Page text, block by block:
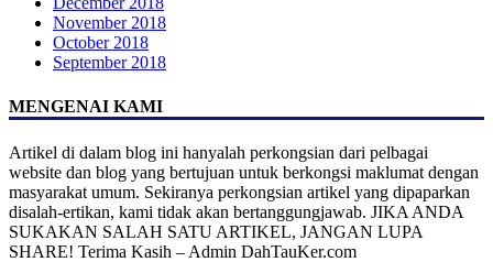
November 2018
October 2018
September 2018
MENGENAI KAMI
Artikel di dalam blog ini hanyalah perkongsian dari pelbagai
website dan blog yang bertujuan untuk berkongsi maklumat dengan
masyarakat umum. Sekiranya perkongsian artikel yang dipaparkan
disalah-ertikan, kami tidak akan bertanggungjawab. JIKA ANDA
SUKAKAN SALAH SATU ARTIKEL, JANGAN LUPA
SHARE! Terima Kasih – Admin DahTauKer.com